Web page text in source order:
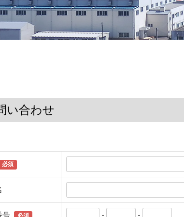
い合わせ
必須